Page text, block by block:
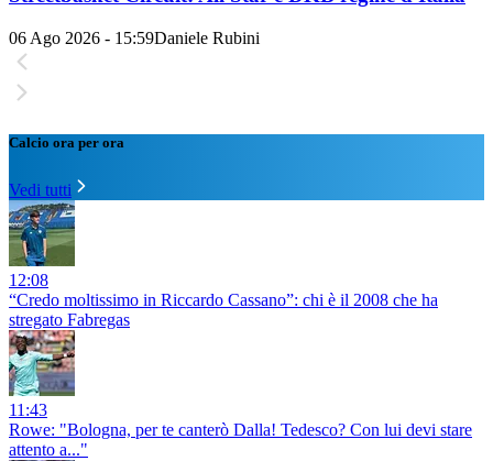
06 Ago 2026 - 15:59Daniele Rubini
Calcio ora per ora
Vedi tutti
12:08
“Credo moltissimo in Riccardo Cassano”: chi è il 2008 che ha
stregato Fabregas
11:43
Rowe: "Bologna, per te canterò Dalla! Tedesco? Con lui devi stare
attento a..."